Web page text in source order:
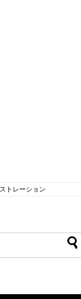
トレーション